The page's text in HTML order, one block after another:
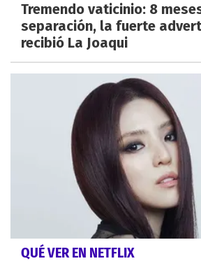
Tremendo vaticinio: 8
separación, la fuerte
recibió La Joaqui
QUÉ VER EN NETFLIX